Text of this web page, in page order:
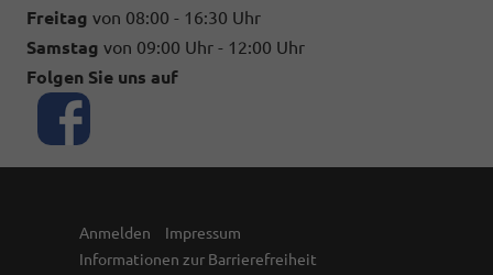
Freitag von 08:00 - 16:30 Uhr
Samstag von 09:00 Uhr - 12:00 Uhr
Folgen Sie uns auf
Anmelden
Impressum
Informationen zur Barrierefreiheit